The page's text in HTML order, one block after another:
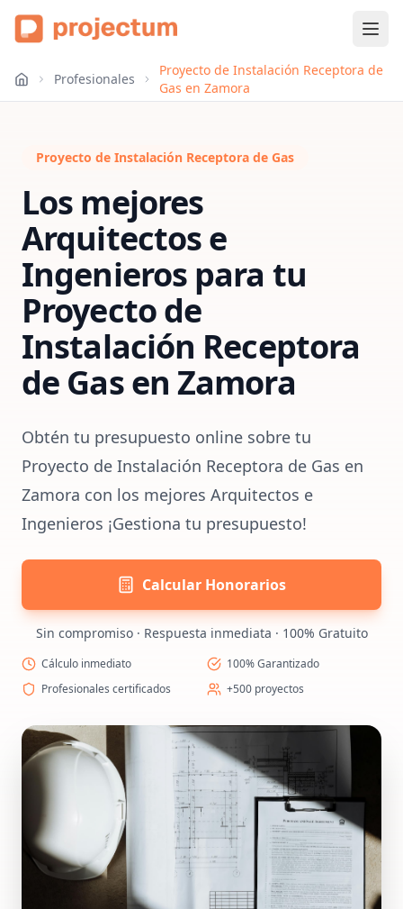
Profesionales
Proyecto de Instalación Receptora de
Gas en Zamora
Proyecto de Instalación Receptora de Gas
Los mejores
Arquitectos e
Ingenieros para tu
Proyecto de
Instalación Receptora
de GasenZamora
Obtén tu presupuesto online sobre tu
Proyecto de Instalación Receptora de Gas en
Zamora con los mejores Arquitectos e
Ingenieros ¡Gestiona tu presupuesto!
Calcular Honorarios
Sin compromiso · Respuesta inmediata · 100% Gratuito
Cálculo inmediato
100% Garantizado
Profesionales certificados
+500 proyectos